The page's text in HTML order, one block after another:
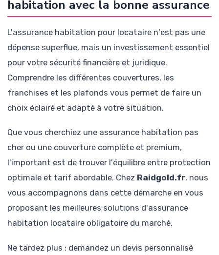
habitation avec la bonne assurance
L'assurance habitation pour locataire n'est pas une
dépense superflue, mais un investissement essentiel
pour votre sécurité financière et juridique.
Comprendre les différentes couvertures, les
franchises et les plafonds vous permet de faire un
choix éclairé et adapté à votre situation.
Que vous cherchiez une assurance habitation pas
cher ou une couverture complète et premium,
l'important est de trouver l'équilibre entre protection
optimale et tarif abordable. Chez Raidgold.fr, nous
vous accompagnons dans cette démarche en vous
proposant les meilleures solutions d'assurance
habitation locataire obligatoire du marché.
Ne tardez plus : demandez un devis personnalisé